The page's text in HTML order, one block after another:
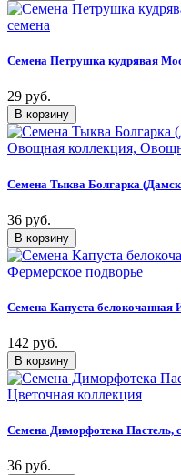
Семена Петрушка кудрявая
29 руб.
Семена Тыква Болгарка
36 руб.
Семена Капуста белокочанная
142 руб.
Семена Диморфотека Пастель,
36 руб.